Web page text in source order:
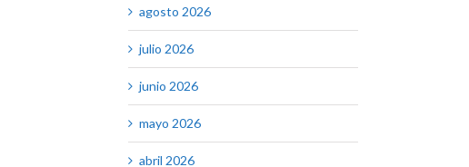
agosto 2026
julio 2026
junio 2026
mayo 2026
abril 2026